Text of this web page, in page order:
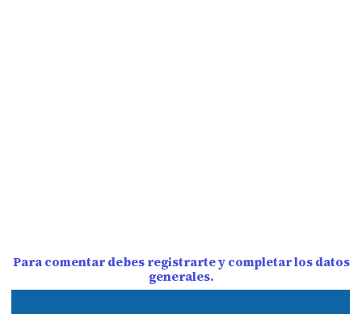
Para comentar debes registrarte y completar los datos
generales.